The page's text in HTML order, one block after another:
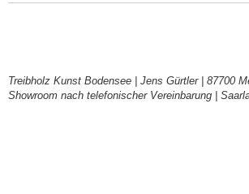
Treibholz Kunst Bodensee | Jens Gürtler | 87700
Showroom nach telefonischer Vereinbarung |